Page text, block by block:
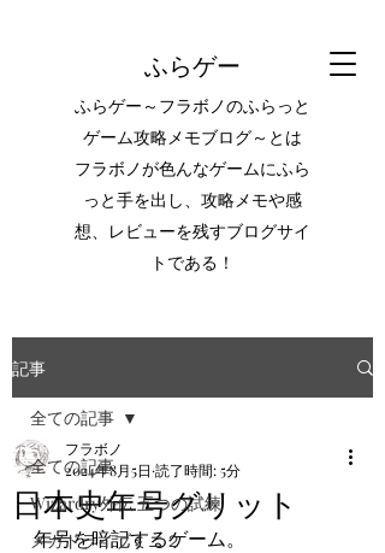
ふらゲー
ふらゲー～フラボノのふらっと
ゲーム攻略メモブログ～とは
フラボノが色んなゲームにふら
っと手を出し、攻略メモや感
想、レビューを残すブログサイ
トである！
記事
全ての記事
Wizardry外伝 五つの試練
メガドライブミニ２
全ての記事
日本史年号グリット
フラボノ
2024年8月5日 読了時間: 5分
年号を暗記するゲーム。